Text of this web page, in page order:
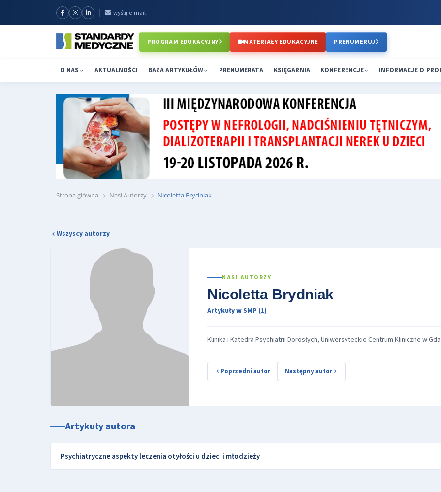
wyślij e-mail
PROGRAM EDUKACYJNY MATERIAŁY EDUKACYJNE PRENUMERUJ
O NAS AKTUALNOŚCI BAZA ARTYKUŁÓW PRENUMERATA KSIĘGARNIA KONFERENCJE INFORMACJE O
Strona główna Nasi Autorzy Nicoletta Brydniak
Wszyscy autorzy
NASI AUTORZY
Nicoletta Brydniak
Artykuły w SMP (1)
Klinika i Katedra Psychiatrii Dorosłych, Uniwersyteckie Centrum Kliniczne w
Poprzedni autor Następny autor
Artykuły autora
Psychiatryczne aspekty leczenia otyłości u dzieci i młodzieży